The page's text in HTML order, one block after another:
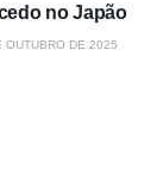
no Japão
OUTUBRO DE 2025